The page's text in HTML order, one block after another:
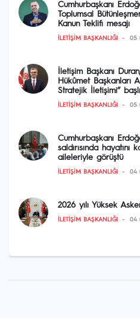
Cumhurbaşkanı
Toplumsal
Kanun Teklifi mesajı
İLETIŞIM BAŞKANLIĞI 05
İletişim Başkanı
Hükûmet Başkanları
Stratejik İletişimi”
İLETIŞIM BAŞKANLIĞI 05
Cumhurbaşkanı
saldırısında
aileleriyle görüştü
İLETIŞIM BAŞKANLIĞI 04
2026 yılı Yüksek
İLETIŞIM BAŞKANLIĞI 04